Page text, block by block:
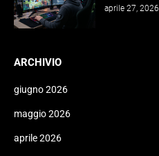
aprile 27, 2026
ARCHIVIO
giugno 2026
maggio 2026
aprile 2026